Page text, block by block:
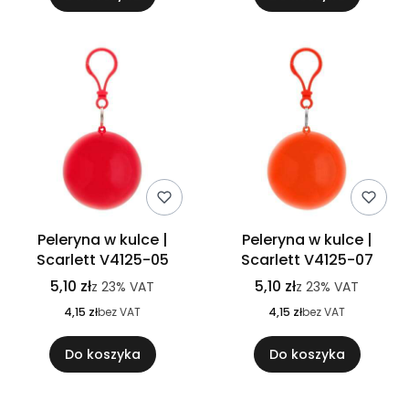
Peleryna w kulce |
Scarlett V4125-05
5,10 złz 23% VAT
4,15 złbez VAT
Do koszyka
Peleryna w kulce |
Scarlett V4125-07
5,10 złz 23% VAT
4,15 złbez VAT
Do koszyka